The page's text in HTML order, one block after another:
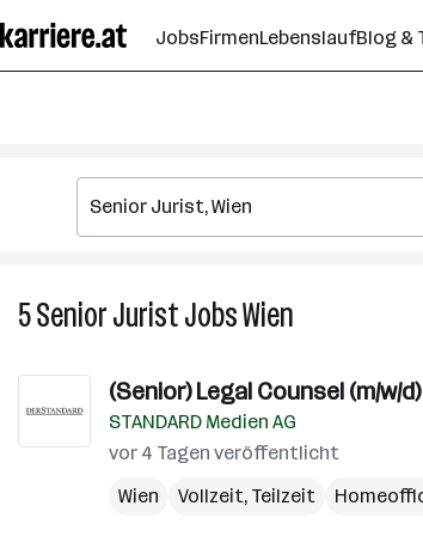
Seiteninhalt
springen
JobsFirmenLebenslaufBlog &
5Senior JuristJobsWien
Jobs
in
Wien
(Senior) Legal Counsel (m/w/d)
STANDARD Medien AG
vor 4 Tagen veröffentlicht
Wien
Vollzeit, Teilzeit